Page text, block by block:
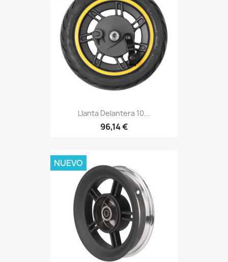
Llanta Delantera 10...
96,14 €
NUEVO